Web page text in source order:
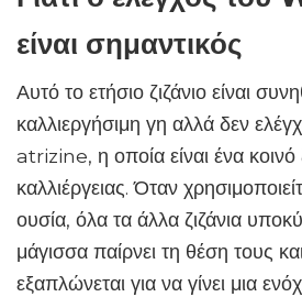
είναι σημαντικός
Αυτό το ετήσιο ζιζάνιο είναι
καλλιεργήσιμη γη αλλά δεν
atrizine, η οποία είναι ένα κοινό
καλλιέργειας. Όταν
ουσία, όλα τα άλλα ζιζάνια
μάγισσα παίρνει τη θέση τους
εξαπλώνεται για να γίνει μια